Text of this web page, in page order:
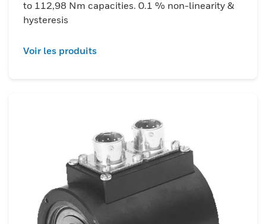
to 112,98 Nm capacities. 0.1 % non-linearity &
hysteresis
Voir les produits